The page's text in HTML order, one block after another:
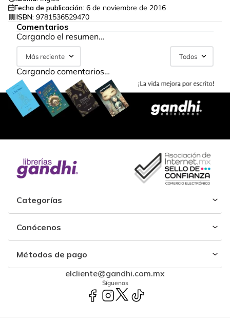
Fecha de publicación: 6 de noviembre de 2016
ISBN: 9781536529470
Comentarios
Cargando el resumen…
Más reciente Todos
Cargando comentarios…
Categorías
Conócenos
Métodos de pago
elcliente@gandhi.com.mx
Síguenos